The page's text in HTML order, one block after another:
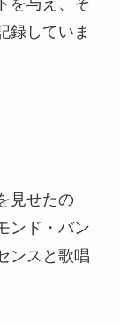
録していま
見せたの
ンド・バン
ンスと歌唱